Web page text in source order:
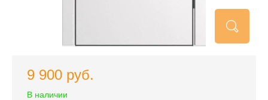
9 900 руб.
В наличии